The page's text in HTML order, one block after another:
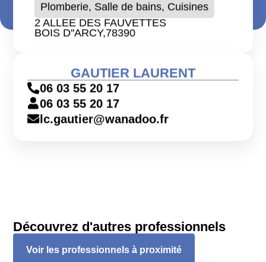
Plomberie, Salle de bains, Cuisines
2 ALLEE DES FAUVETTES
BOIS D''ARCY,78390
GAUTIER LAURENT
06 03 55 20 17
06 03 55 20 17
lc.gautier@wanadoo.fr
Découvrez d'autres professionnels
Voir les professionnels à proximité